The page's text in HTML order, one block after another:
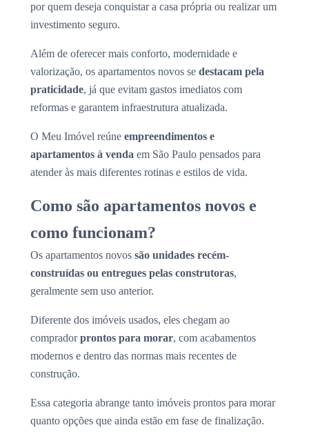
por quem deseja conquistar a casa própria ou realizar um
investimento seguro.
Além de oferecer mais conforto, modernidade e
valorização, os apartamentos novos se destacam pela
praticidade, já que evitam gastos imediatos com
reformas e garantem infraestrutura atualizada.
O Meu Imóvel reúne empreendimentos e
apartamentos à venda em São Paulo pensados para
atender às mais diferentes rotinas e estilos de vida.
Como são apartamentos novos e
como funcionam?
Os apartamentos novos são unidades recém-
construídas ou entregues pelas construtoras,
geralmente sem uso anterior.
Diferente dos imóveis usados, eles chegam ao
compradorprontos para morar, com acabamentos
modernos e dentro das normas mais recentes de
construção.
Essa categoria abrange tanto imóveis prontos para morar
quanto opções que ainda estão em fase de finalização.